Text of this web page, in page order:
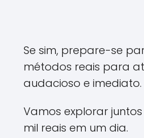
Se sim, prepare-se
métodos reais para
audacioso e imediato.
Vamos explorar
mil reais em um dia.